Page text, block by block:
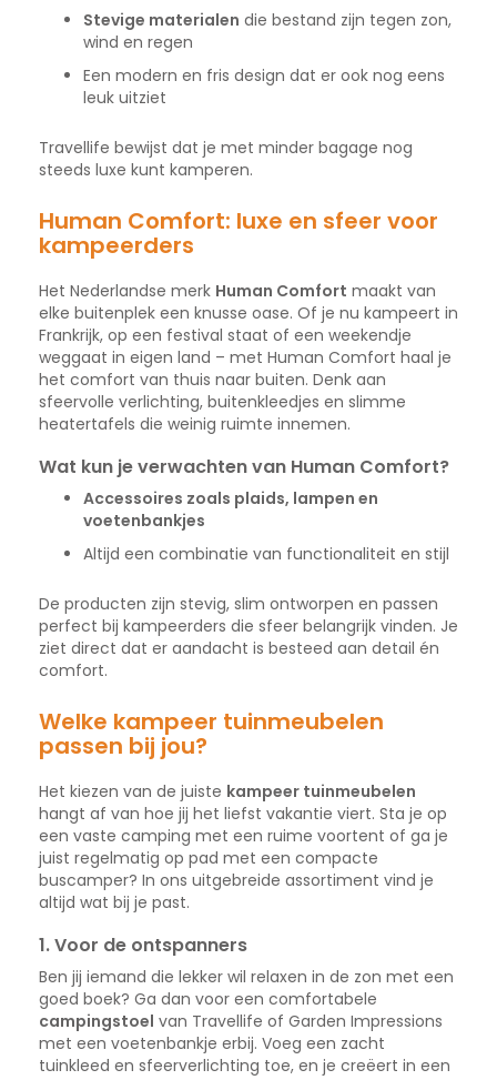
Stevige materialen die bestand zijn tegen zon,
wind en regen
Een modern en fris design dat er ook nog eens
leuk uitziet
Travellife bewijst dat je met minder bagage nog
steeds luxe kunt kamperen.
Human Comfort: luxe en sfeer voor
kampeerders
Het Nederlandse merk Human Comfort maakt van
elke buitenplek een knusse oase. Of je nu kampeert in
Frankrijk, op een festival staat of een weekendje
weggaat in eigen land – met Human Comfort haal je
het comfort van thuis naar buiten. Denk aan
sfeervolle verlichting, buitenkleedjes en slimme
heatertafels die weinig ruimte innemen.
Wat kun je verwachten van Human Comfort?
Accessoires zoals plaids, lampen en
voetenbankjes
Altijd een combinatie van functionaliteit en stijl
De producten zijn stevig, slim ontworpen en passen
perfect bij kampeerders die sfeer belangrijk vinden. Je
ziet direct dat er aandacht is besteed aan detail én
comfort.
Welke kampeer tuinmeubelen
passen bij jou?
Het kiezen van de juiste kampeer tuinmeubelen
hangt af van hoe jij het liefst vakantie viert. Sta je op
een vaste camping met een ruime voortent of ga je
juist regelmatig op pad met een compacte
buscamper? In ons uitgebreide assortiment vind je
altijd wat bij je past.
1.Voor de ontspanners
Ben jij iemand die lekker wil relaxen in de zon met een
goed boek? Ga dan voor een comfortabele
campingstoel van Travellife of Garden Impressions
met een voetenbankje erbij. Voeg een zacht
tuinkleed en sfeerverlichting toe, en je creëert in een